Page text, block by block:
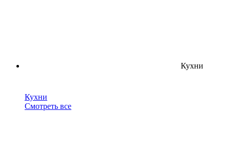
Кухни
Кухни
Смотреть все